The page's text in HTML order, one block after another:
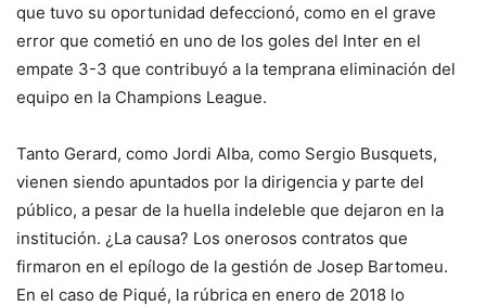
que tuvo su oportunidad defeccionó, como en el grave
error que cometió en uno de los goles del Inter en el
empate 3-3 que contribuyó a la temprana eliminación del
equipo en la Champions League.
Tanto Gerard, como Jordi Alba, como Sergio Busquets,
vienen siendo apuntados por la dirigencia y parte del
público, a pesar de la huella indeleble que dejaron en la
institución. ¿La causa? Los onerosos contratos que
firmaron en el epílogo de la gestión de Josep Bartomeu.
En el caso de Piqué, la rúbrica en enero de 2018 lo